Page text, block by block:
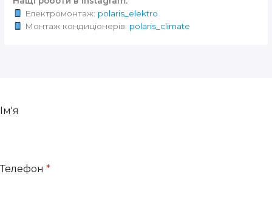
Електромонтаж: polaris_elektro
Монтаж кондиціонерів: polaris_climate
Ім'я
Телефон *